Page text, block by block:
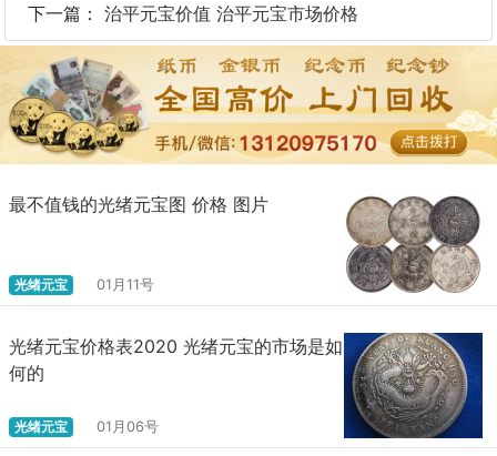
下一篇： 治平元宝价值 治平元宝市场价格
最不值钱的光绪元宝图 价格 图片
光绪元宝 01月11号
光绪元宝价格表2020 光绪元宝的市场是如
何的
光绪元宝 01月06号